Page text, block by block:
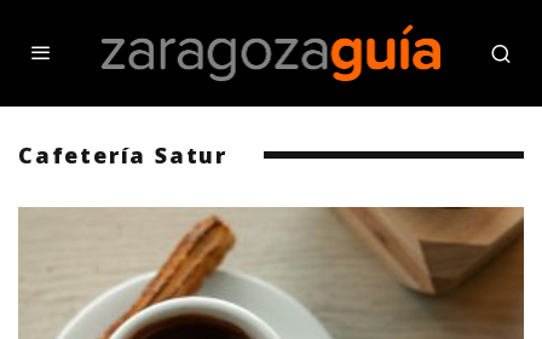
Cafetería Satur